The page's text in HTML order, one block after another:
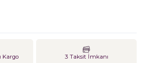
Kargo 3 Taksit İmkanı